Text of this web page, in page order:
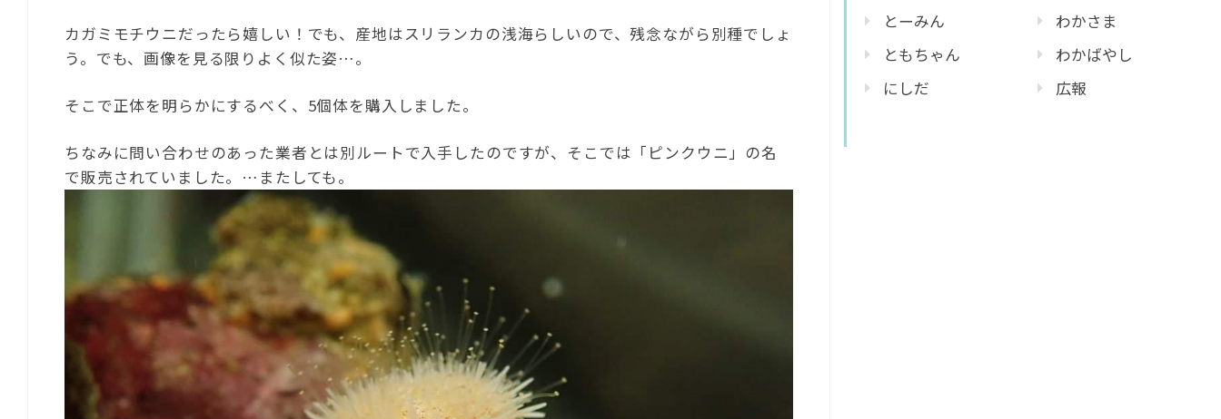
カガミモチウニだったら嬉しい！でも、産地はスリランカの浅海らしいので、残念ながら別種でしょ
う。でも、画像を見る限りよく似た姿…。
そこで正体を明らかにするべく、5個体を購入しました。
ちなみに問い合わせのあった業者とは別ルートで入手したのですが、そこでは「ピンクウニ」の名
で販売されていました。…またしても。
とーみん
ともちゃん
にしだ
わかさま
わかばやし
広報